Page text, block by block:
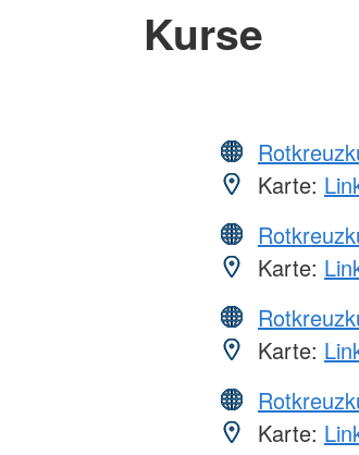
Kurse
Karte:
Karte:
Karte:
Karte: